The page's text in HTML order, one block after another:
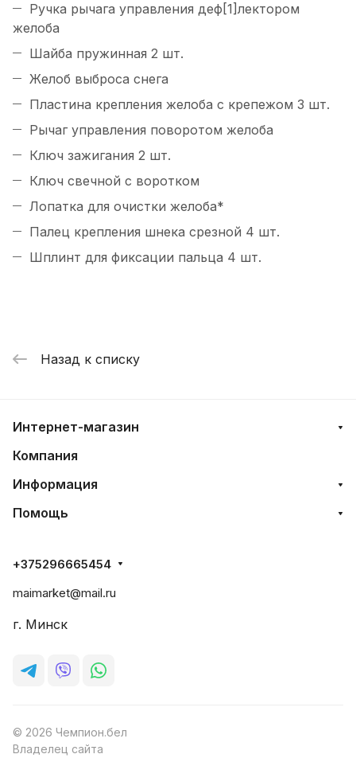
Ручка рычага управления деф[1]лектором
желоба
Шайба пружинная 2 шт.
Желоб выброса снега
Пластина крепления желоба с крепежом 3 шт.
Рычаг управления поворотом желоба
Ключ зажигания 2 шт.
Ключ свечной с воротком
Лопатка для очистки желоба*
Палец крепления шнека срезной 4 шт.
Шплинт для фиксации пальца 4 шт.
Назад к списку
Интернет-магазин
Компания
Информация
Помощь
+375296665454
maimarket@mail.ru
г. Минск
© 2026 Чемпион.бел
Владелец сайта